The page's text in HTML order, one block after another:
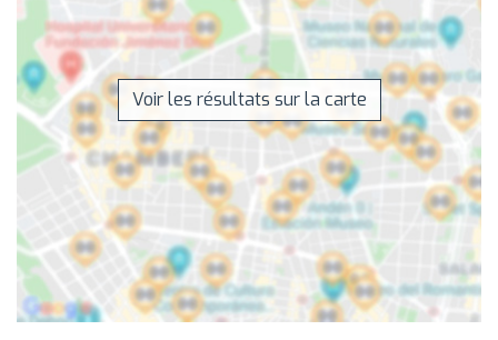
Voir les résultats sur la carte